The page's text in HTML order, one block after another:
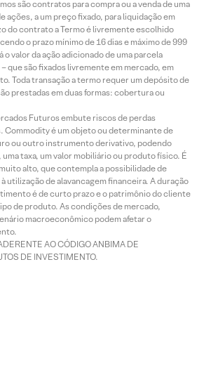
são contratos para compra ou a venda de uma
ações, a um preço fixado, para liquidação em
do contrato a Termo é livremente escolhido
o prazo mínimo de 16 dias e máximo de 999
valor da ação adicionado de uma parcela
que são fixados livremente em mercado, em
Toda transação a termo requer um depósito de
prestadas em duas formas: cobertura ou
Futuros embute riscos de perdas
Commodity é um objeto ou determinante de
ou outro instrumento derivativo, podendo
taxa, um valor mobiliário ou produto físico. É
alto, que contempla a possibilidade de
utilização de alavancagem financeira. A duração
é de curto prazo e o patrimônio do cliente
de produto. As condições de mercado,
macroeconômico podem afetar o
AO CÓDIGO ANBIMA DE
DE INVESTIMENTO.